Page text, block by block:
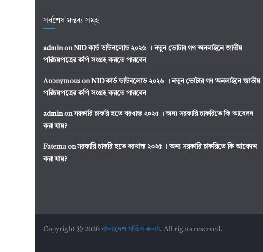
সর্বশেষ মন্তব্য সমূহ
adminonNID কার্ড ডাউনলোড ২০২৬ । নতুন ভোটার গণ অনলাইনে জাতীয়
পরিচয়পত্রের কপি সংগ্রহ করতে পারবেন
Anonymous onNID কার্ড ডাউনলোড ২০২৬ । নতুন ভোটার গণ অনলাইনে জাতীয়
পরিচয়পত্রের কপি সংগ্রহ করতে পারবেন
adminonসরকারি চাকরি হতে বরখাস্ত ২০২৫ । অন্য সরকারি চাকরিতে কি আবেদন
করা যায়?
Fatemaonসরকারি চাকরি হতে বরখাস্ত ২০২৫ । অন্য সরকারি চাকরিতে কি আবেদন
করা যায়?
Copyright © 2026বাংলাদেশ সার্ভিস রুলস. All rights reserved.